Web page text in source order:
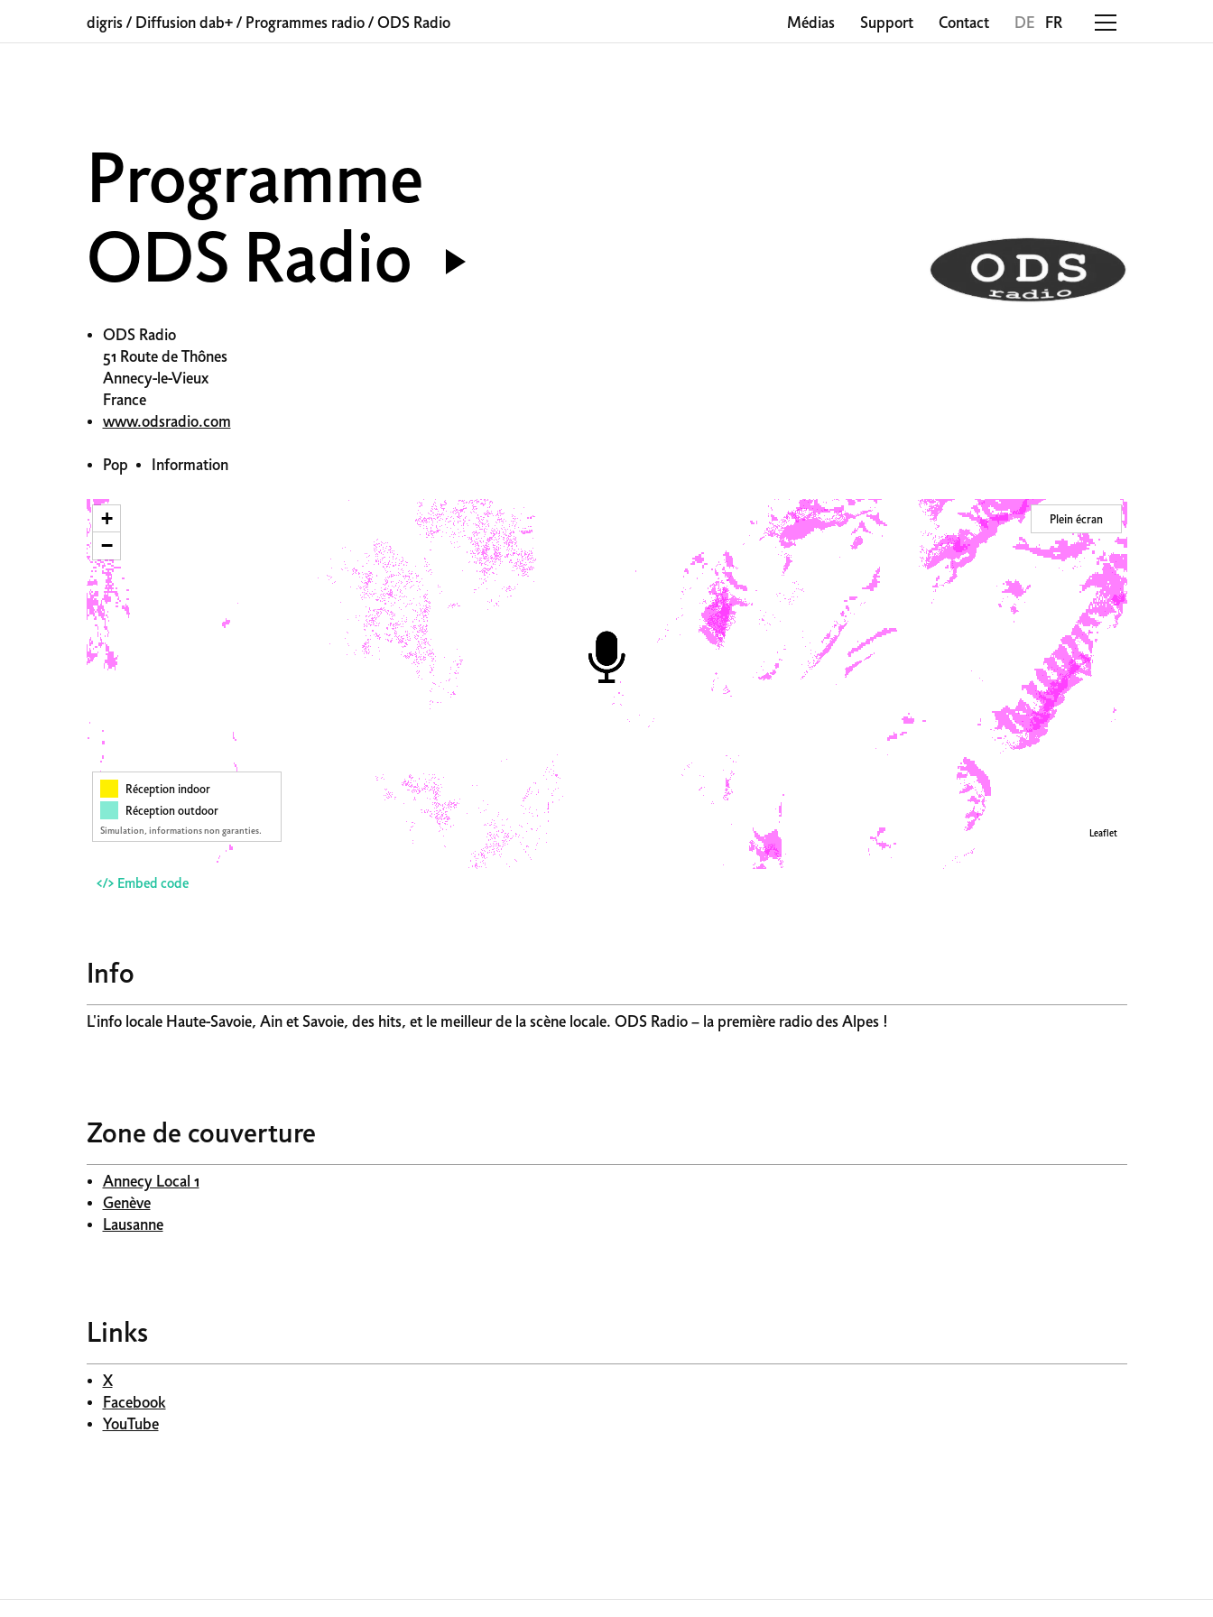
digris / Diffusion dab+ / Programmes radio / ODS Radio Médias Support Contact DE FR
Programme
ODS Radio
ODS Radio
51 Route de Thônes
Annecy-le-Vieux
France
www.odsradio.com
Pop Information
+
−
Leaflet
Plein écran
Réception indoor
Réception outdoor
Simulation, informations non garanties.
</> Embed code
Info
L'info locale Haute-Savoie, Ain et Savoie, des hits, et le meilleur de la scène locale. ODS Radio – la première radio des Alpes !
Zone de couverture
Annecy Local 1
Genève
Lausanne
Links
X
Facebook
YouTube